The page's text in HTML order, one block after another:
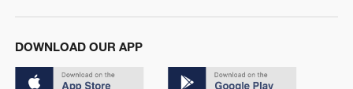
DOWNLOAD OUR APP